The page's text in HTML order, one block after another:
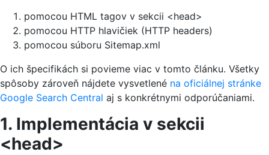
pomocou HTML tagov v sekcii <head>
pomocou HTTP hlavičiek (HTTP headers)
pomocou súboru Sitemap.xml
O ich špecifikách si povieme viac v tomto článku. Všetky
spôsoby zároveň nájdete vysvetlené na oficiálnej stránke
Google Search Central aj s konkrétnymi odporúčaniami.
1. Implementácia v sekcii
<head>